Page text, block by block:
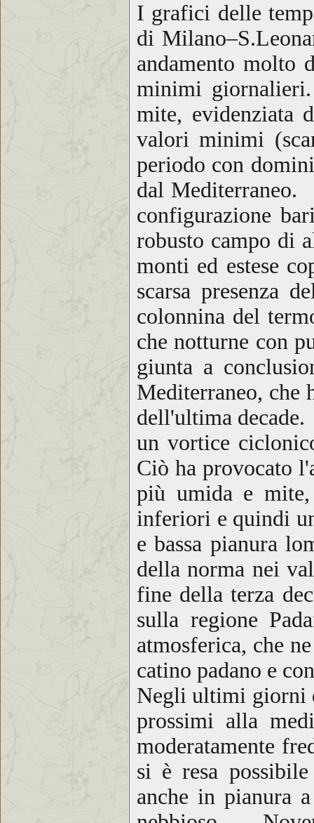
I grafici delle
di
andamento molto
minimi
mite, evidenziata
valori minimi
periodo con
dal Mediterraneo.
configurazione
robusto campo di
monti ed estese
scarsa presenza
colonnina del
che notturne con
giunta a
Mediterraneo, che
dell'ultima
un vortice
Ciò ha provocato
più umida e
inferiori e quindi
e bassa pianura
della norma nei
fine della terza
sulla regione
atmosferica, che
catino padano e
Negli ultimi giorni
prossimi alla
moderatamente
si è resa
anche in pianura